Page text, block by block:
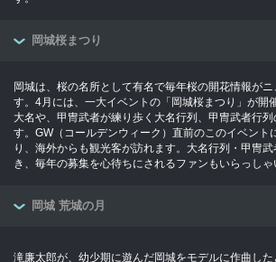
岡城桜まつり
岡城は、桜の名所として有名で毎年桜の開花情報がニ
す。4月には、一大イベントの「岡城桜まつり」が開
大名や、甲冑武者が練り歩く大名行列、甲冑武者行
す。GW（コールデンウィーク）直前のこのイベント
り、海外からも観光客が訪れます。大名行列・甲冑
き、毎年の募集を心待ちにされるファンもいらっしゃ
岡城 荒城の月
滝廉太郎が、幼少期に遊んだ岡城をモデルに作曲し